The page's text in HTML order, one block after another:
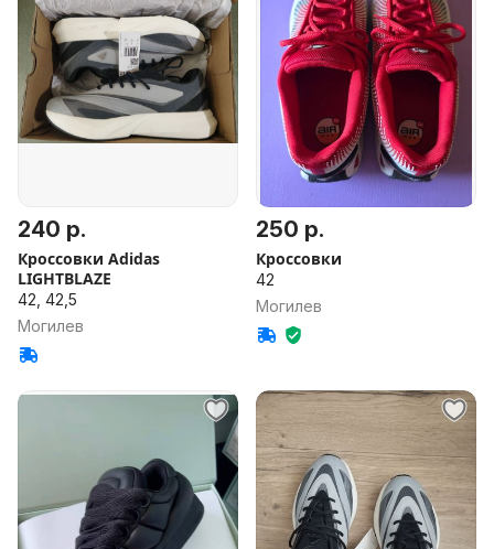
240 р.
Кроссовки Adidas
LIGHTBLAZE
42, 42,5
Могилев
250 р.
Кроссовки
42
Могилев